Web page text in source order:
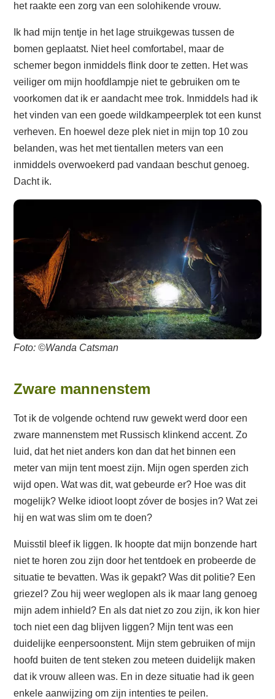
het raakte een zorg van een solohikende vrouw.
Ik had mijn tentje in het lage struikgewas tussen de
bomen geplaatst. Niet heel comfortabel, maar de
schemer begon inmiddels flink door te zetten. Het was
veiliger om mijn hoofdlampje niet te gebruiken om te
voorkomen dat ik er aandacht mee trok. Inmiddels had ik
het vinden van een goede wildkampeerplek tot een kunst
verheven. En hoewel deze plek niet in mijn top 10 zou
belanden, was het met tientallen meters van een
inmiddels overwoekerd pad vandaan beschut genoeg.
Dacht ik.
Foto: ©Wanda Catsman
Zware mannenstem
Tot ik de volgende ochtend ruw gewekt werd door een
zware mannenstem met Russisch klinkend accent. Zo
luid, dat het niet anders kon dan dat het binnen een
meter van mijn tent moest zijn. Mijn ogen sperden zich
wijd open. Wat was dit, wat gebeurde er? Hoe was dit
mogelijk? Welke idioot loopt zóver de bosjes in? Wat zei
hij en wat was slim om te doen?
Muisstil bleef ik liggen. Ik hoopte dat mijn bonzende hart
niet te horen zou zijn door het tentdoek en probeerde de
situatie te bevatten. Was ik gepakt? Was dit politie? Een
griezel? Zou hij weer weglopen als ik maar lang genoeg
mijn adem inhield? En als dat niet zo zou zijn, ik kon hier
toch niet een dag blijven liggen? Mijn tent was een
duidelijke eenpersoonstent. Mijn stem gebruiken of mijn
hoofd buiten de tent steken zou meteen duidelijk maken
dat ik vrouw alleen was. En in deze situatie had ik geen
enkele aanwijzing om zijn intenties te peilen.